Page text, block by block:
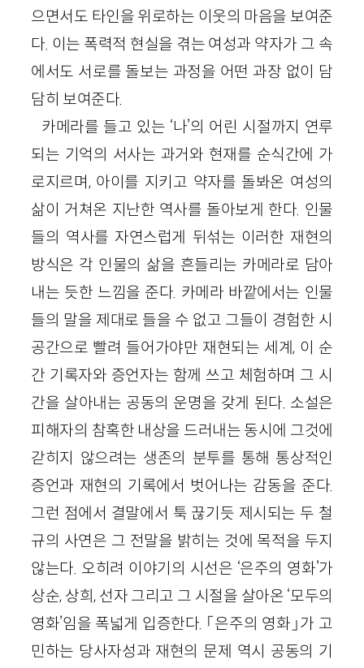
으면서도 타인을 위로하는 이웃의 마음을 보여준
다. 이는 폭력적 현실을 겪는 여성과 약자가 그 속
에서도 서로를 돌보는 과정을 어떤 과장 없이 담
담히 보여준다.
카메라를 들고 있는 ‘나’의 어린 시절까지 연루
되는 기억의 서사는 과거와 현재를 순식간에 가
로지르며, 아이를 지키고 약자를 돌봐온 여성의
삶이 거쳐온 지난한 역사를 돌아보게 한다. 인물
들의 역사를 자연스럽게 뒤섞는 이러한 재현의
방식은 각 인물의 삶을 흔들리는 카메라로 담아
내는 듯한 느낌을 준다. 카메라 바깥에서는 인물
들의 말을 제대로 들을 수 없고 그들이 경험한 시
공간으로 빨려 들어가야만 재현되는 세계, 이 순
간 기록자와 증언자는 함께 쓰고 체험하며 그 시
간을 살아내는 공동의 운명을 갖게 된다. 소설은
피해자의 참혹한 내상을 드러내는 동시에 그것에
갇히지 않으려는 생존의 분투를 통해 통상적인
증언과 재현의 기록에서 벗어나는 감동을 준다.
그런 점에서 결말에서 툭 끊기듯 제시되는 두 철
규의 사연은 그 전말을 밝히는 것에 목적을 두지
않는다. 오히려 이야기의 시선은 ‘은주의 영화’가
상순, 상희, 선자 그리고 그 시절을 살아온 ‘모두의
영화’임을 폭넓게 입증한다. 「은주의 영화」가 고
민하는 당사자성과 재현의 문제 역시 공동의 기